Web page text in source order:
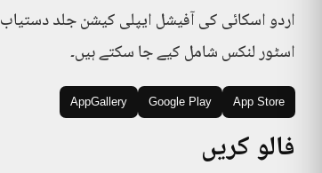
اردو اسکائی کی آفیشل ایپلی کیشن جلد
اسٹور لنکس شامل کیے جا سکتے ہیں۔
App Store
Google Play
AppGallery
فالو کریں